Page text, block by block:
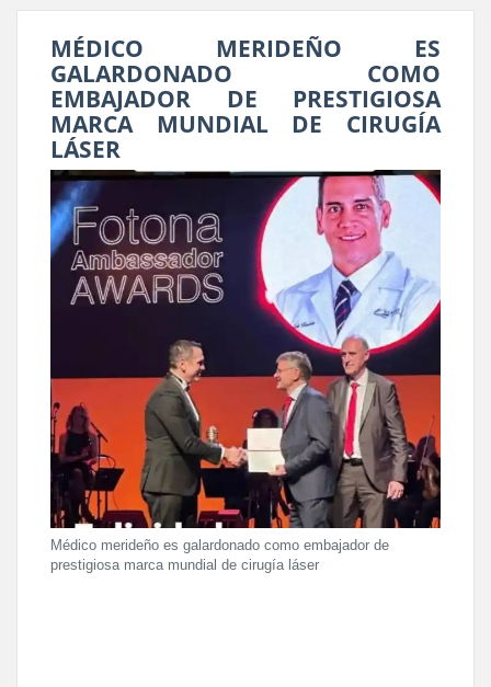
MÉDICO MERIDEÑO ES
GALARDONADO COMO
EMBAJADOR DE PRESTIGIOSA
MARCA MUNDIAL DE CIRUGÍA
LÁSER
Médico merideño es galardonado como embajador de
prestigiosa marca mundial de cirugía láser